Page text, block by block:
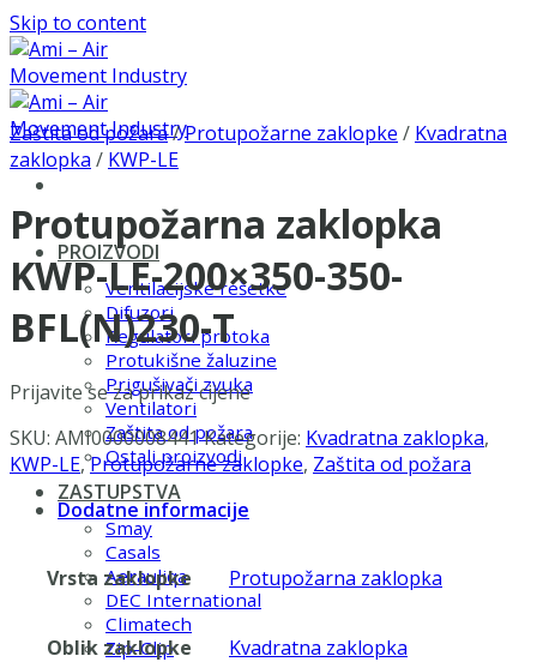
Skip to content
PROIZVODI
Ventilacijske rešetke
Difuzori
Regulatori protoka
Protukišne žaluzine
Prigušivači zvuka
Ventilatori
Zaštita od požara
Ostali proizvodi
ZASTUPSTVA
Smay
Casals
Aerauliqa
DEC International
Climatech
Zip-Clip
Zaštita od požara/Protupožarne zaklopke / Kvadratna
zaklopka / KWP-LE
Protupožarna zaklopka
KWP-LE-200×350-350-
BFL(N)230-T
Prijavite se za prikaz cijene
SKU: AMI0000008441Kategorije: Kvadratna zaklopka,
KWP-LE,Protupožarne zaklopke, Zaštita od požara
Dodatne informacije
Vrsta zaklopke Protupožarna zaklopka
Oblik zaklopke Kvadratna zaklopka